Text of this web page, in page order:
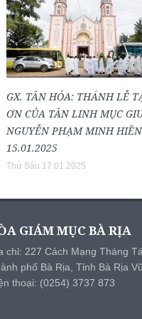
GX. TÂN HÓA: THÁNH LỄ
ƠN CỦA TÂN LINH MỤC
NGUYỄN PHẠM MINH
15.01.2025
Thứ Sáu 17.01.2025
GIÁM MỤC BÀ RỊA
chỉ: 227 Cách Mạng Tháng
phố Bà Rịa, Tỉnh Bà Rịa
thoại: (0254) 3737 873